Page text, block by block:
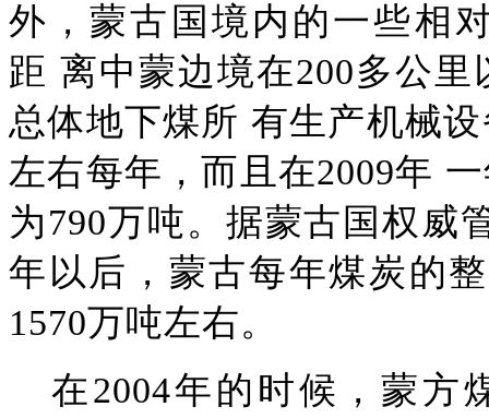
外，蒙古国境内的一些相
距 离中蒙边境在200多公里
总体地下煤所 有生产机械
左右每年，而且在2009年
为790万吨。据蒙古国权威
年以后，蒙古每年煤炭的
1570万吨左右。
在2004年的时候，蒙方